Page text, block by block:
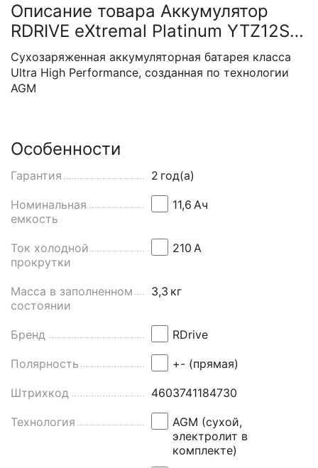
Описание товара Аккумулятор
RDRIVE eXtremal Platinum YTZ12S-
BS
Сухозаряженная аккумуляторная батарея класса
Ultra High Performance, созданная по технологии
AGM
Особенности
Гарантия 2 год(а)
Номинальная
емкость
11,6 Aч
Ток холодной
прокрутки
210 А
Масса в заполненном
состоянии
3,3 кг
Бренд RDrive
Полярность +- (прямая)
Штрихкод 4603741184730
Технология
AGM (сухой,
электролит в
комплекте)